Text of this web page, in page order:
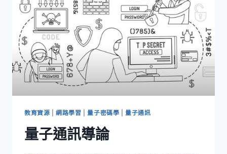
科
學
題
競
賽-
榮
譽
教育資源 |網路學習 |量子密碼學 |量子通訊
量子通訊導論